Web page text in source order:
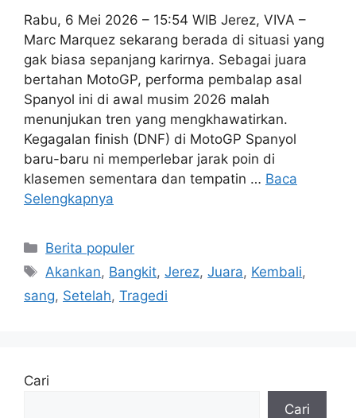
Rabu, 6 Mei 2026 – 15:54 WIB Jerez, VIVA –
Marc Marquez sekarang berada di situasi yang
gak biasa sepanjang karirnya. Sebagai juara
bertahan MotoGP, performa pembalap asal
Spanyol ini di awal musim 2026 malah
menunjukan tren yang mengkhawatirkan.
Kegagalan finish (DNF) di MotoGP Spanyol
baru-baru ni memperlebar jarak poin di
klasemen sementara dan tempatin … Baca
Selengkapnya
Kategori
Berita populer
Tag
Akankan, Bangkit,Jerez,Juara, Kembali,
sang, Setelah, Tragedi
Cari
Cari